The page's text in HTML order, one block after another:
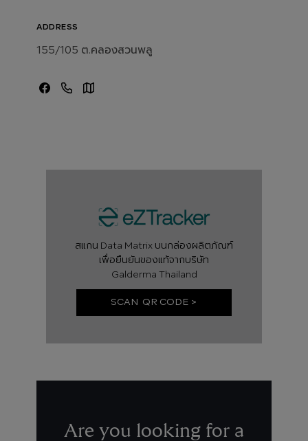
ADDRESS
155/105 ต.คลองสวนพลู
สแกน Data Matrix บนกล่องผลิตภัณฑ์
เพื่อยืนยันของแท้จากบริษัท
Galderma Thailand
SCAN QR CODE >
Are you looking for a